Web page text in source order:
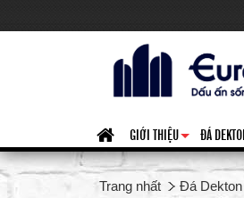
+
GIỚI THIỆU ĐÁ
Trang nhất Đá Dekton